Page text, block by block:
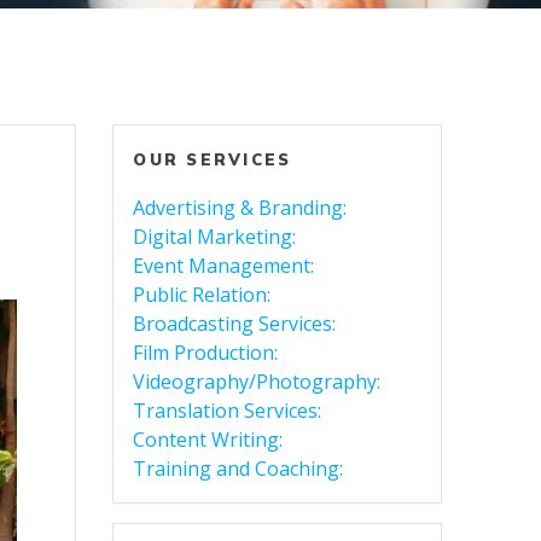
OUR SERVICES
Advertising & Branding:
Digital Marketing:
Event Management:
Public Relation:
Broadcasting Services:
Film Production:
Videography/Photography:
Translation Services:
Content Writing:
Training and Coaching: